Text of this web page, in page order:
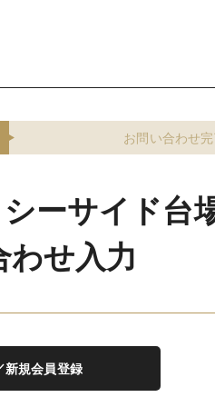
お問い合わせ
ーサイド台
わせ入力
新規会員登録